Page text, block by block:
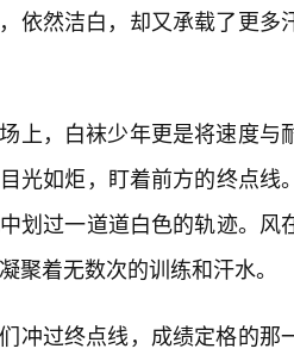
依然洁白，却又承载了更
上，白袜少年更是将速度
光如炬，盯着前方的终点
划过一道道白色的轨迹。
聚着无数次的训练和汗水。
冲过终点线，成绩定格的